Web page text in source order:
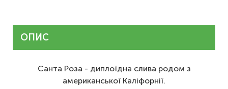
ОПИС
Санта Роза - диплоїдна слива родом з
американської Каліфорнії.